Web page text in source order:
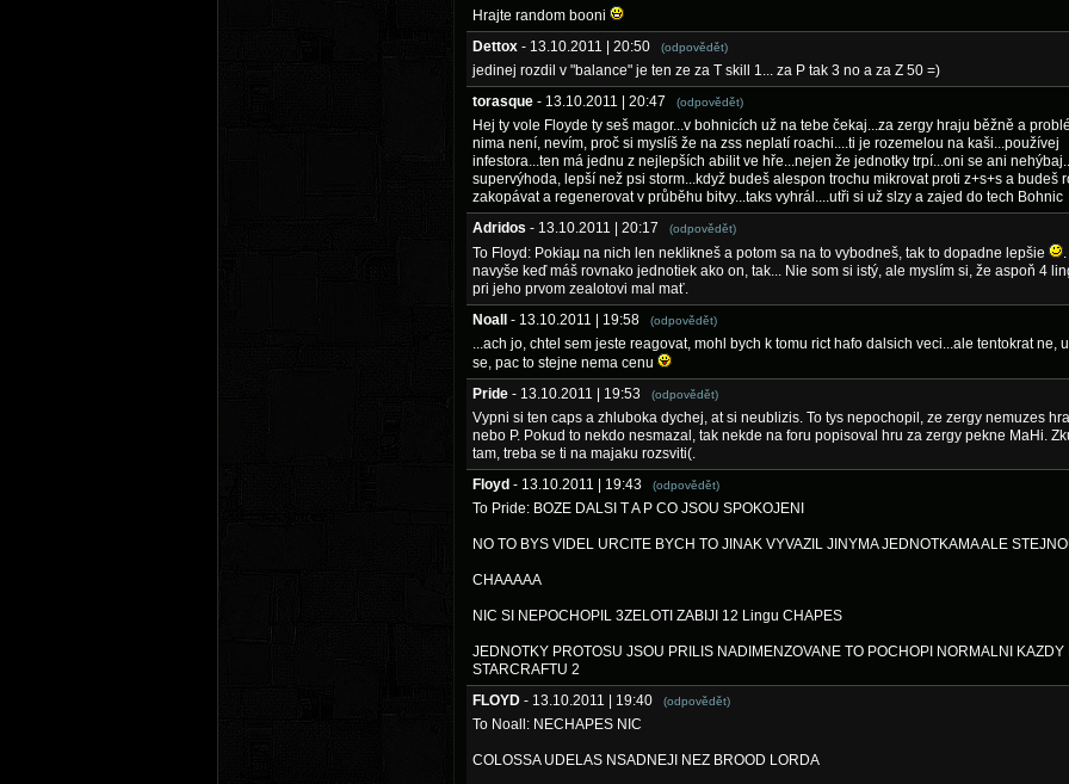
Hrajte random booni
Dettox - 13.10.2011 | 20:50 (odpovědět)
jedinej rozdil v "balance" je ten ze za T skill 1... za P tak 3 no a za Z 50 =)
torasque - 13.10.2011 | 20:47 (odpovědět)
Hej ty vole Floyde ty seš magor...v bohnicích už na tebe čekaj...za zergy hraju běžně a
nima není, nevím, proč si myslíš že na zss neplatí roachi....ti je rozemelou na kaši...používej
infestora...ten má jednu z nejlepších abilit ve hře...nejen že jednotky trpí...oni se ani
supervýhoda, lepší než psi storm...když budeš alespon trochu mikrovat proti z+s+s a budeš
zakopávat a regenerovat v průběhu bitvy...taks vyhrál....utři si už slzy a zajed do tech Bohnic
Adridos - 13.10.2011 | 20:17 (odpovědět)
To Floyd: Pokiaµ na nich len neklikneš a potom sa na to vybodneš, tak to dopadne lepšie
navyše keď máš rovnako jednotiek ako on, tak... Nie som si istý, ale myslím si, že aspoň 4
pri jeho prvom zealotovi mal mať.
Noall
- 13.10.2011 | 19:58 (odpovědět)
...ach jo, chtel sem jeste reagovat, mohl bych k tomu rict hafo dalsich veci...ale tentokrat ne,
se, pac to stejne nema cenu
Pride - 13.10.2011 | 19:53 (odpovědět)
Vypni si ten caps a zhluboka dychej, at si neublizis. To tys nepochopil, ze zergy nemuzes
nebo P. Pokud to nekdo nesmazal, tak nekde na foru popisoval hru za zergy pekne MaHi.
tam, treba se ti na majaku rozsviti(.
Floyd - 13.10.2011 | 19:43 (odpovědět)
To Pride: BOZE DALSI T A P CO JSOU SPOKOJENI
NO TO BYS VIDEL URCITE BYCH TO JINAK VYVAZIL JINYMA JEDNOTKAMA ALE
CHAAAAA
NIC SI NEPOCHOPIL 3ZELOTI ZABIJI 12 Lingu CHAPES
JEDNOTKY PROTOSU JSOU PRILIS NADIMENZOVANE TO POCHOPI NORMALNI KAZDY
STARCRAFTU 2
FLOYD - 13.10.2011 | 19:40 (odpovědět)
To Noall: NECHAPES NIC
COLOSSA UDELAS NSADNEJI NEZ BROOD LORDA